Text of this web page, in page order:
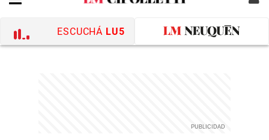
ESCUCHÁ LU5